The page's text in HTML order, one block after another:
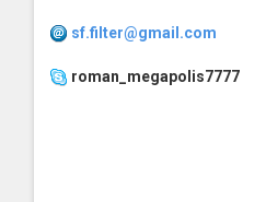
sf.filter@gmail.com
roman_megapolis7777